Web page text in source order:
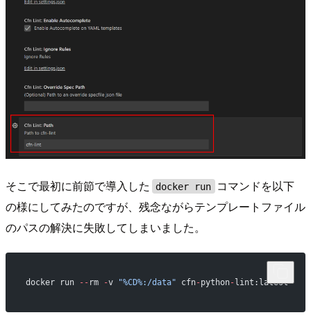
そこで最初に前節で導入した docker run
コマンドを以下
の様にしてみたのですが、残念ながらテンプレートファイル
のパスの解決に失敗してしまいました。
docker run -- rm -v "%CD%:/data" cfn-python- lint:latest